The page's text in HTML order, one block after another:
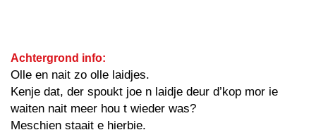
Achtergrond info:
Olle en nait zo olle laidjes.
Kenje dat, der spoukt joe n laidje deur d’kop mor ie
waiten nait meer hou t wieder was?
Meschien staait e hierbie.